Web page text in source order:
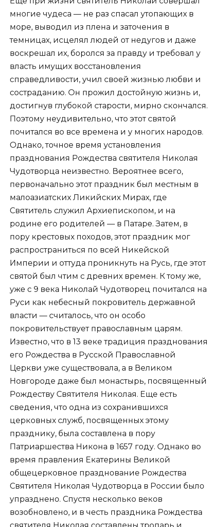
многие чудеса — не раз спасал утопающих в
море, выводил из плена и заточения в
темницах, исцелял людей от недугов и даже
воскрешал их, боролся за правду и требовал у
власть имущих восстановления
справедливости, учил своей жизнью любви и
состраданию. Он прожил достойную жизнь и,
достигнув глубокой старости, мирно скончался.
Поэтому неудивительно, что этот святой
почитался во все времена и у многих народов.
Однако, точное время установления
празднования Рождества святителя Николая
Чудотворца неизвестно. Вероятнее всего,
первоначально этот праздник был местным в
малоазиатских Ликийских Мирах, где
Святитель служил Архиепископом, и на
родине его родителей — в Патаре. Затем, в
пору крестовых походов, этот праздник мог
распространиться по всей Никейской
Империи и оттуда проникнуть на Русь, где этот
святой был чтим с древних времен. К тому же,
уже с 9 века Николай Чудотворец почитался на
Руси как небесный покровитель державной
власти — считалось, что он особо
покровительствует православным царям.
Известно, что в 13 веке традиция празднования
его Рождества в Русской Православной
Церкви уже существовала, а в Великом
Новгороде даже был монастырь, посвященный
Рождеству Святителя Николая. Eще есть
сведения, что одна из сохранившихся
церковных служб, посвященных этому
празднику, была составлена в пору
Патриаршества Никона в 1657 году. Однако во
время правления Eкатерины Великой
общецерковное празднование Рождества
Святителя Николая Чудотворца в России было
упразднено. Спустя несколько веков
возобновлено, и в честь праздника Рождества
святителя Николая составлены тропарь и